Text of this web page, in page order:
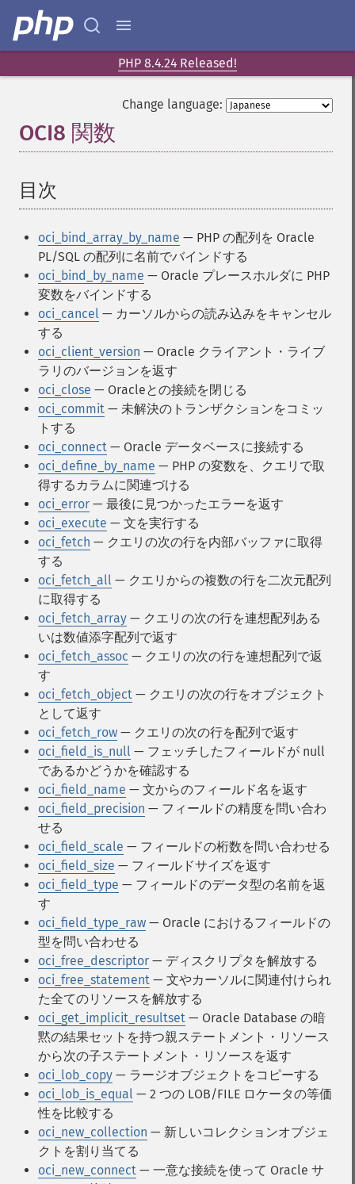
PHP 8.4.24 Released!
Change language:
OCI8 関数
目次
oci_bind_array_by_name — PHP の配列を Oracle
PL/SQL の配列に名前でバインドする
oci_bind_by_name — Oracle プレースホルダに PHP
変数をバインドする
oci_cancel — カーソルからの読み込みをキャンセル
する
oci_client_version — Oracle クライアント・ライブ
ラリのバージョンを返す
oci_close — Oracleとの接続を閉じる
oci_commit — 未解決のトランザクションをコミッ
トする
oci_connect — Oracle データベースに接続する
oci_define_by_name — PHP の変数を、クエリで取
得するカラムに関連づける
oci_error — 最後に見つかったエラーを返す
oci_execute — 文を実行する
oci_fetch — クエリの次の行を内部バッファに取得
する
oci_fetch_all — クエリからの複数の行を二次元配列
に取得する
oci_fetch_array — クエリの次の行を連想配列ある
いは数値添字配列で返す
oci_fetch_assoc — クエリの次の行を連想配列で返
す
oci_fetch_object — クエリの次の行をオブジェクト
として返す
oci_fetch_row — クエリの次の行を配列で返す
oci_field_is_null — フェッチしたフィールドが null
であるかどうかを確認する
oci_field_name — 文からのフィールド名を返す
oci_field_precision — フィールドの精度を問い合わ
せる
oci_field_scale — フィールドの桁数を問い合わせる
oci_field_size — フィールドサイズを返す
oci_field_type — フィールドのデータ型の名前を返
す
oci_field_type_raw — Oracle におけるフィールドの
型を問い合わせる
oci_free_descriptor — ディスクリプタを解放する
oci_free_statement — 文やカーソルに関連付けられ
た全てのリソースを解放する
oci_get_implicit_resultset — Oracle Database の暗
黙の結果セットを持つ親ステートメント・リソース
から次の子ステートメント・リソースを返す
oci_lob_copy — ラージオブジェクトをコピーする
oci_lob_is_equal — 2 つの LOB/FILE ロケータの等価
性を比較する
oci_new_collection — 新しいコレクションオブジェ
クトを割り当てる
oci_new_connect — 一意な接続を使って Oracle サ